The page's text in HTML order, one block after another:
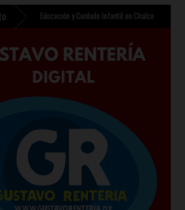
y Cuidado Infantil en Chalco » Sheinbaum